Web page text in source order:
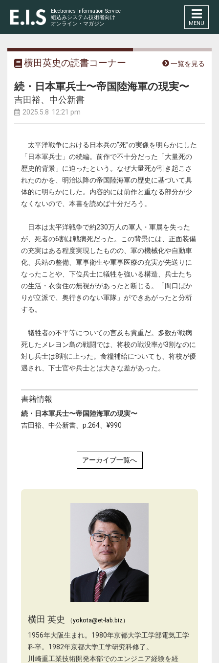
Electronics Information Service
組込みシステム技術者向け
オンライン・マガジン
MENU
横田英史の読書コーナー 一覧を見る
続・日本軍兵士〜帝国陸海軍の現実〜
吉田裕、中公新書
2025.5.8 12:21 pm
太平洋戦争における日本兵の“死”の実像を明らかにした
「日本軍兵士」の続編。前作で不十分だった「大量死の
歴史的背景」に迫ったという。なぜ大量死が引き起こさ
れたのかを、明治以降の帝国陸海軍の歴史に基づいて具
体的に明らかにした。内容的には前作と重なる部分が少
なくないので、本書を読めば十分だろう。
日本は太平洋戦争で約230万人の軍人・軍属を失った
が、死者の6割は戦病死だった。この背景には、正面装備
の充実はある程度実現したものの、軍の機械化や自動車
化、兵站の整備、軍事衛生や軍事医療の充実が先送りに
なったことや、下位兵士に犠牲を強いる構造、兵士たち
の生活・衣食住の無視ががあったと断じる。「間口ばか
りが立派で、奥行きのない軍隊」ができあがったと分析
する。
犠牲者の不平等についての言及も貴重だ。多数が戦病
死したメレヨン島の戦闘では、将校の戦没率が3割なのに
対し兵士は8割に上った。食糧補給についても、将校が優
遇され、下士官や兵士とは大きな差があった。
書籍情報
続・日本軍兵士〜帝国陸海軍の現実〜
吉田裕、中公新書、p.264、¥990
アーカイブ一覧へ
横田 英史 （yokota@et-lab.biz）
1956年大阪生まれ。1980年京都大学工学部電気工学
科卒。1982年京都大学工学研究科修了。
川崎重工業技術開発本部でのエンジニア経験を経